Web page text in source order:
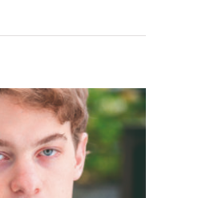
labiopalatina